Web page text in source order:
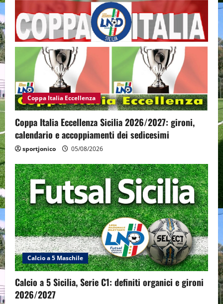
Coppa Italia Eccellenza
Coppa Italia Eccellenza Sicilia 2026/2027: gironi,
calendario e accoppiamenti dei sedicesimi
sportjonico 05/08/2026
Calcio a 5 Maschile
Calcio a 5 Sicilia, Serie C1: definiti organici e gironi
2026/2027